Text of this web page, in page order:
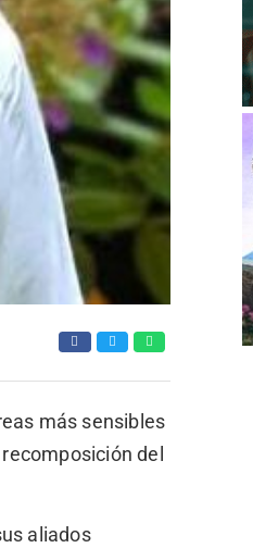
más sensibles
del
aliados